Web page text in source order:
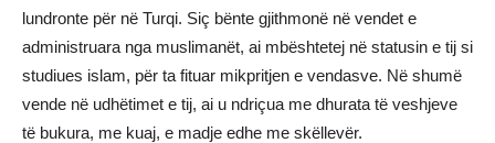
lundronte për në Turqi. Siç bënte gjithmonë në vendet e
administruara nga muslimanët, ai mbështetej në statusin e tij si
studiues islam, për ta fituar mikpritjen e vendasve. Në shumë
vende në udhëtimet e tij, ai u ndriçua me dhurata të veshjeve
të bukura, me kuaj, e madje edhe me skëllevër.